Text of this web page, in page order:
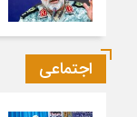
اجتماعی